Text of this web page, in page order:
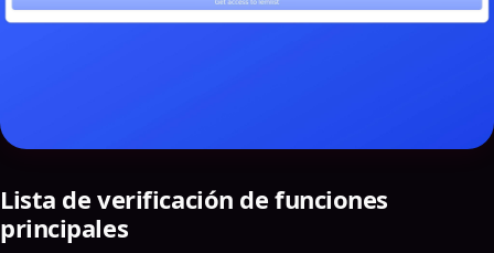
Lista de verificación de funciones
principales